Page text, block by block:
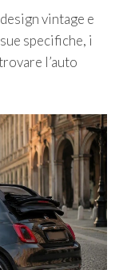
vintage e
specifiche, i
l’auto